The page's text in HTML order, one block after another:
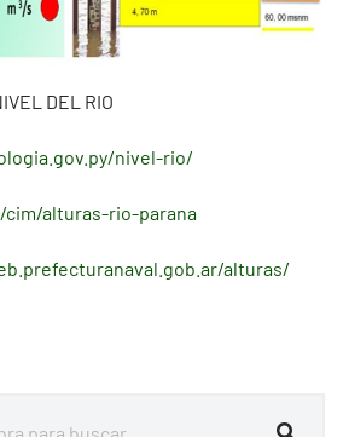
DEL RIO
nivel-rio/
alturas-rio-parana
alturas/